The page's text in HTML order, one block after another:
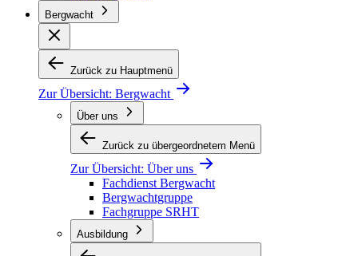
Bergwacht
Zurück zu Hauptmenü
Zur Übersicht: Bergwacht
Über uns
Zurück zu übergeordnetem Menü
Zur Übersicht: Über uns
Fachdienst Bergwacht
Bergwachtgruppe
Fachgruppe SRHT
Ausbildung